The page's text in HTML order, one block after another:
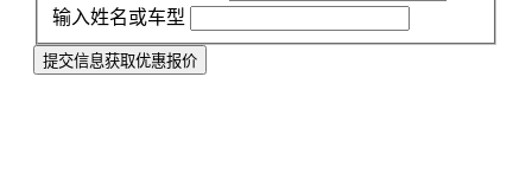
输入姓名或车型
提交信息获取优惠报价